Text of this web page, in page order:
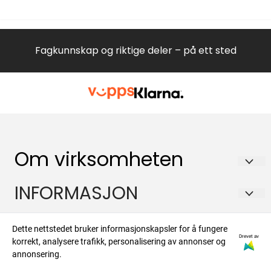
Fagkunnskap og riktige deler – på ett sted
Om virksomheten
Hvitevareteknikk AS
1481 Hagan
Org. nr. 988573450
INFORMASJON
Salgsbetingelser
Kontakt
Om oss
Dette nettstedet bruker informasjonskapsler for å fungere
korrekt, analysere trafikk, personalisering av annonser og
annonsering.
Drevet av